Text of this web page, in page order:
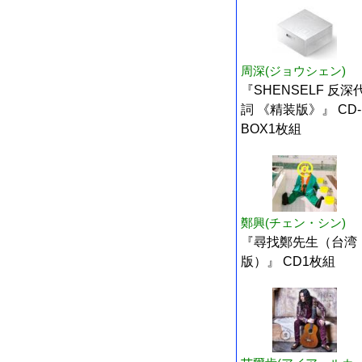
周深(ジョウシェン)
『SHENSELF 反深
詞 《精装版》』 CD-
BOX1枚組
鄭興(チェン・シン)
『尋找鄭先生（台湾
版）』 CD1枚組